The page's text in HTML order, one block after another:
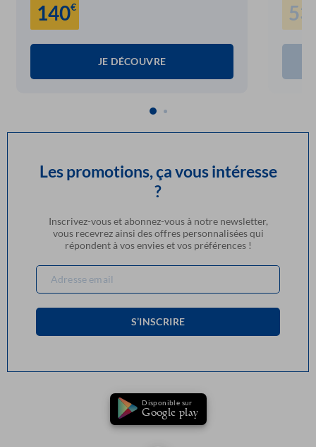
140€
JE DÉCOUVRE
53
Les promotions, ça vous intéresse
?
Inscrivez-vous et abonnez-vous à notre newsletter,
vous recevrez ainsi des offres personnalisées qui
répondent à vos envies et vos préférences !
S’INSCRIRE
Disponible sur
Google play